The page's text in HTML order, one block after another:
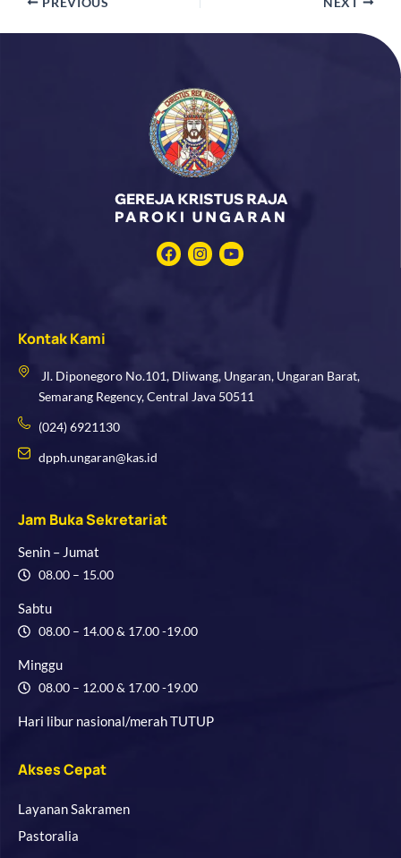
F
a
I
n
m
Y
o
Kontak Kami
Jl. Diponegoro No.101, Dliwang, Ungaran, Ungaran Barat,
Semarang Regency, Central Java 50511
(024) 6921130
dpph.ungaran@kas.id
Jam Buka Sekretariat
Senin – Jumat
08.00 – 15.00
Sabtu
08.00 – 14.00 & 17.00 -19.00
Minggu
08.00 – 12.00 & 17.00 -19.00
Hari libur nasional/merah TUTUP
Akses Cepat
Layanan Sakramen
Pastoralia